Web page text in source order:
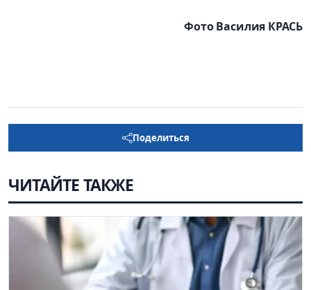
Фото Василия КРАСЬ
Поделиться
ЧИТАЙТЕ ТАКЖЕ